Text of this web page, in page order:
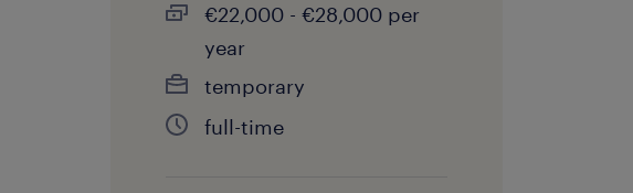
€22,000 - €28,000 per
year
temporary
full-time